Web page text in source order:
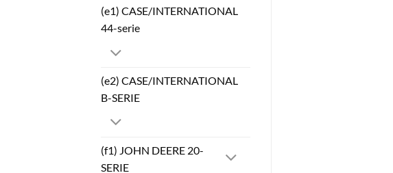
(e1) CASE/INTERNATIONAL
44-serie
(e2) CASE/INTERNATIONAL
B-SERIE
(f1) JOHN DEERE 20-
SERIE